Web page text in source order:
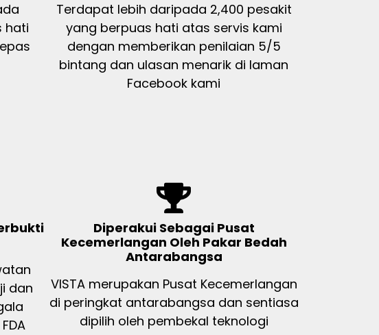
hati
Terdapat lebih daripada 2,400 pesakit
yang berpuas hati atas servis kami
dengan memberikan penilaian 5/5
bintang dan ulasan menarik di laman
Facebook kami
dan
Diperakui Sebagai Pusat
Kecemerlangan Oleh Pakar Bedah
Antarabangsa
VISTA merupakan Pusat Kecemerlangan
di peringkat antarabangsa dan sentiasa
dipilih oleh pembekal teknologi